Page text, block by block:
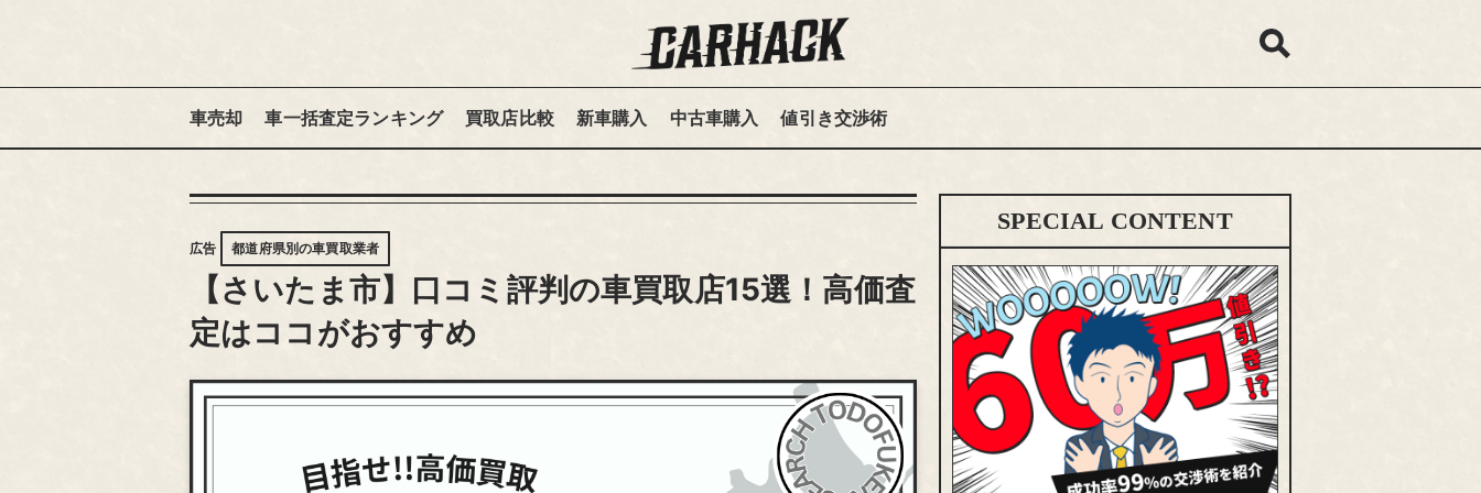
車売却 車一括査定ランキング 買取店比較 新車購入 中古車購入 値引き交渉術
広告 都道府県別の車買取業者
【さいたま市】口コミ評判の車買取店15選！高価査
定はココがおすすめ
SPECIAL CONTENT